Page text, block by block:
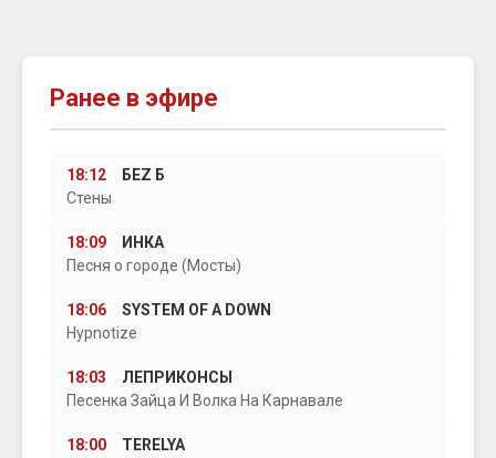
Ранее в эфире
18:12
БЕZ Б
Стены
18:09
ИНКА
Песня о городе (Мосты)
18:06
SYSTEM OF A DOWN
Hypnotize
18:03
ЛЕПРИКОНСЫ
Песенка Зайца И Волка На Карнавале
18:00 TERELYA